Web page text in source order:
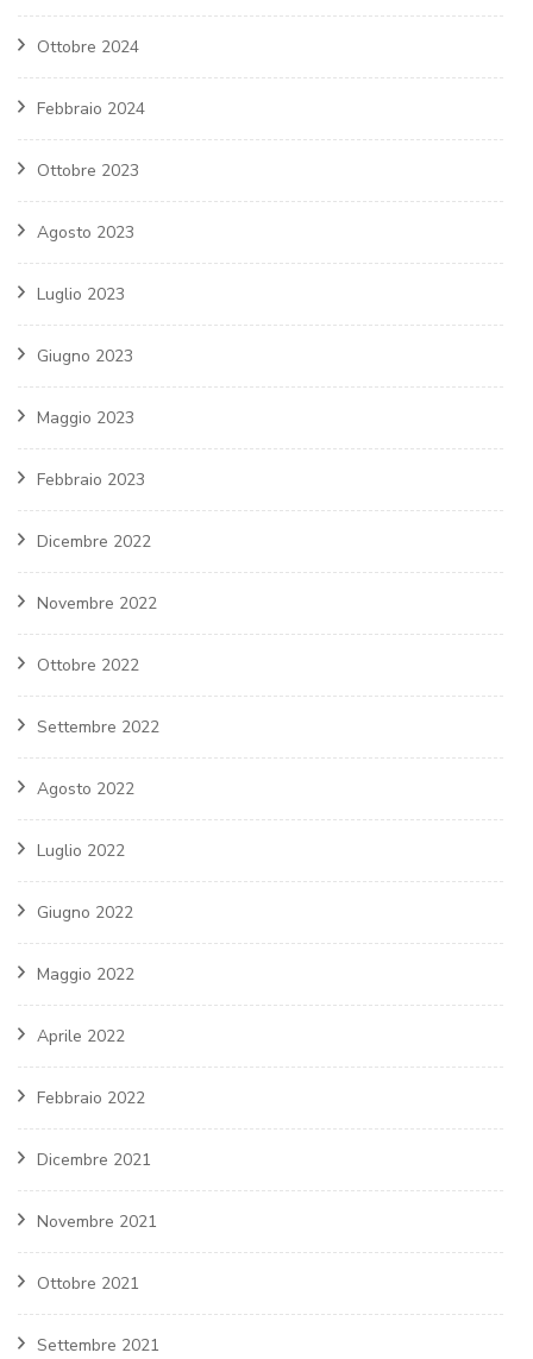
Ottobre 2024
Febbraio 2024
Ottobre 2023
Agosto 2023
Luglio 2023
Giugno 2023
Maggio 2023
Febbraio 2023
Dicembre 2022
Novembre 2022
Ottobre 2022
Settembre 2022
Agosto 2022
Luglio 2022
Giugno 2022
Maggio 2022
Aprile 2022
Febbraio 2022
Dicembre 2021
Novembre 2021
Ottobre 2021
Settembre 2021